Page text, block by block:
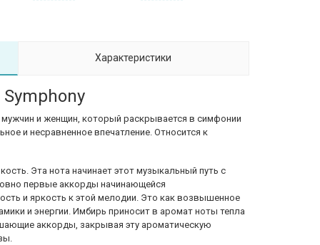
Характеристики
и женщин, который раскрывается в симфонии
и несравненное впечатление. Относится к
Эта нота начинает этот музыкальный путь с
первые аккорды начинающейся
и яркость к этой мелодии. Это как возвышенное
и энергии. Имбирь приносит в аромат ноты тепла
аккорды, закрывая эту ароматическую